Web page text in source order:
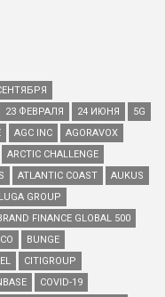
23 ФЕВРАЛЯ 24 ИЮНЯ
5G
AGC INC
AGORAVOX
ARCTIC CHALLENGE
ATLANTIC COAST
AUKUS
GROUP
FINANCE GLOBAL 500
BUNGE
CITIGROUP
COVID-19